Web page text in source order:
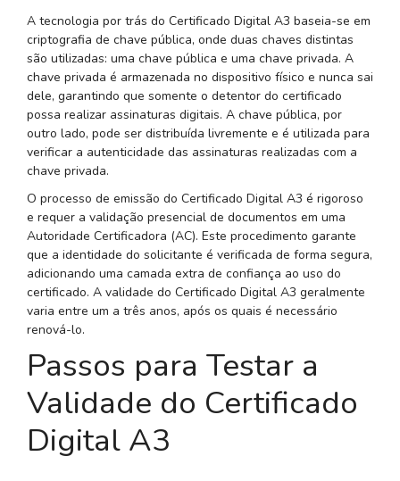
A tecnologia por trás do Certificado Digital A3 baseia-se em
criptografia de chave pública, onde duas chaves distintas
são utilizadas: uma chave pública e uma chave privada. A
chave privada é armazenada no dispositivo físico e nunca sai
dele, garantindo que somente o detentor do certificado
possa realizar assinaturas digitais. A chave pública, por
outro lado, pode ser distribuída livremente e é utilizada para
verificar a autenticidade das assinaturas realizadas com a
chave privada.
O processo de emissão do Certificado Digital A3 é rigoroso
e requer a validação presencial de documentos em uma
Autoridade Certificadora (AC). Este procedimento garante
que a identidade do solicitante é verificada de forma segura,
adicionando uma camada extra de confiança ao uso do
certificado. A validade do Certificado Digital A3 geralmente
varia entre um a três anos, após os quais é necessário
renová-lo.
Passos para Testar a
Validade do Certificado
Digital A3